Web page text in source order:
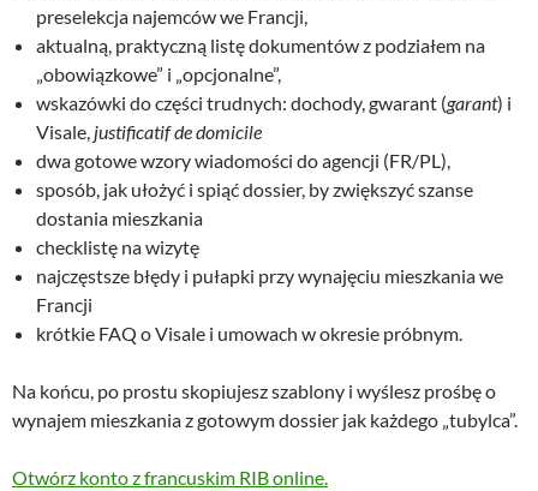
preselekcja najemców we Francji,
aktualną, praktyczną listę dokumentów z podziałem na
„obowiązkowe” i „opcjonalne”,
wskazówki do części trudnych: dochody, gwarant (garant) i
Visale, justificatif de domicile
dwa gotowe wzory wiadomości do agencji (FR/PL),
sposób, jak ułożyć i spiąć dossier, by zwiększyć szanse
dostania mieszkania
checklistę na wizytę
najczęstsze błędy i pułapki przy wynajęciu mieszkania we
Francji
krótkie FAQ o Visale i umowach w okresie próbnym.
Na końcu, po prostu skopiujesz szablony i wyślesz prośbę o
wynajem mieszkania z gotowym dossier jak każdego „tubylca”.
Otwórz konto z francuskim RIB online.